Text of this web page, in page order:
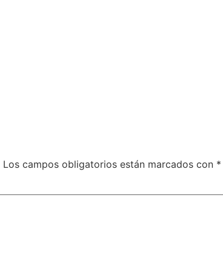
Los campos obligatorios están marcados con *